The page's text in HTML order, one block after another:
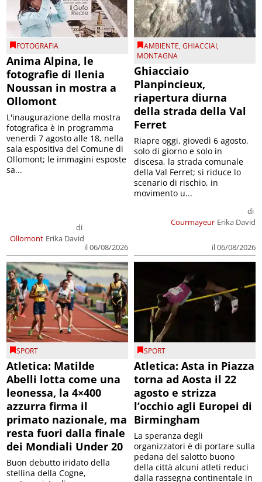
FOTOGRAFIA
Anima Alpina, le
fotografie di Ilenia
Noussan in mostra a
Ollomont
Ollomont
di
Erika David
il 06/08/2026
L'inaugurazione della mostra
fotografica è in programma
venerdì 7 agosto alle 18, nella
sala espositiva del Comune di
Ollomont; le immagini esposte
sa...
AMBIENTE,GHIACCIAI,
MONTAGNA
Ghiacciaio
Planpincieux,
riapertura diurna
della strada della Val
Ferret
Courmayeur
di
Erika David
il 06/08/2026
Riapre oggi, giovedì 6 agosto,
solo di giorno e solo in
discesa, la strada comunale
della Val Ferret; si riduce lo
scenario di rischio, in
movimento u...
SPORT
Atletica: Matilde
Abelli lotta come una
leonessa, la 4×400
azzurra firma il
primato nazionale, ma
resta fuori dalla finale
dei Mondiali Under 20
Buon debutto iridato della
stellina della Cogne,
SPORT
Atletica: Asta in Piazza
torna ad Aosta il 22
agosto e strizza
l’occhio agli Europei di
Birmingham
La speranza degli
organizzatori è di portare sulla
pedana del salotto buono
della città alcuni atleti reduci
dalla rassegna continentale in